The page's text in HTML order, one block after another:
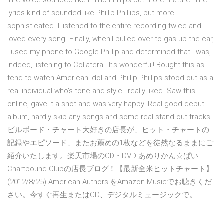
lyrics kind of sounded like Phillip Phillips, but more
sophisticated. I listened to the entire recording twice and
loved every song. Finally, when I pulled over to gas up the car,
I used my phone to Google Phillip and determined that I was,
indeed, listening to Collateral. It's wonderful! Bought this as I
tend to watch American Idol and Phillip Phillips stood out as a
real individual who's tone and style I really liked. Saw this
online, gave it a shot and was very happy! Real good debut
album, hardly skip any songs and some real stand out tracks.
ビルボード・チャート大好きの店長が、ヒット・チャートの
記録やエピソード、またお薦めの1枚などを徒然なるままにご
紹介いたします。楽天市場のCD・DVD あめりかん☆ぱい
Chartbound Clubの店長ブログ！【最新全米ヒットチャート】
(2012/8/25) American Authors をAmazon Musicでお聴きくだ
さい。今すぐ再生またはCD、デジタルミュージックで。